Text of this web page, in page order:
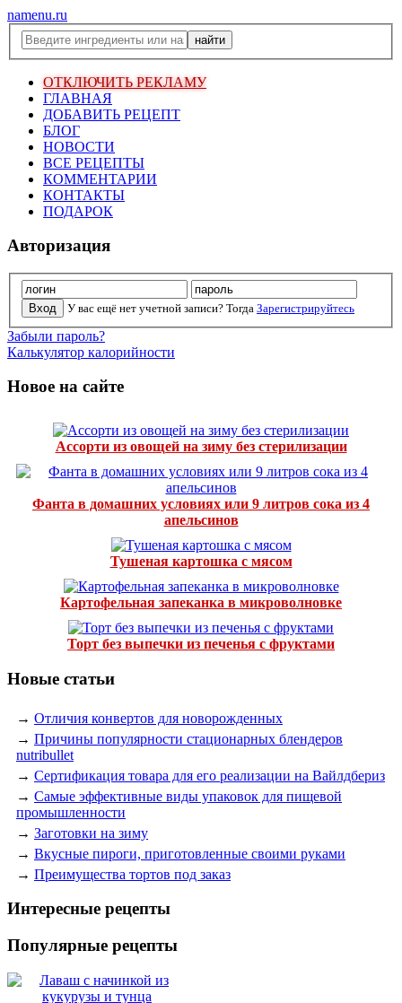
namenu.ru
ОТКЛЮЧИТЬ РЕКЛАМУ
ГЛАВНАЯ
ДОБАВИТЬ РЕЦЕПТ
БЛОГ
НОВОСТИ
ВСЕ РЕЦЕПТЫ
КОММЕНТАРИИ
КОНТАКТЫ
ПОДАРОК
Авторизация
У вас ещё нет учетной записи? Тогда Зарегистрируйтесь
Забыли пароль?
Калькулятор калорийности
Новое на сайте
Ассорти из овощей на зиму без стерилизации
Фанта в домашних условиях или 9 литров сока из 4
апельсинов
Тушеная картошка с мясом
Картофельная запеканка в микроволновке
Торт без выпечки из печенья с фруктами
Новые статьи
→ Отличия конвертов для новорожденных
→ Причины популярности стационарных блендеров
nutribullet
→ Сертификация товара для его реализации на Вайлдбериз
→ Самые эффективные виды упаковок для пищевой
промышленности
→ Заготовки на зиму
→ Вкусные пироги, приготовленные своими руками
→ Преимущества тортов под заказ
Интересные рецепты
Популярные рецепты